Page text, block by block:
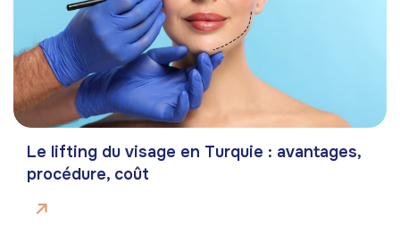
Le lifting du visage en Turquie : avantages,
procédure, coût